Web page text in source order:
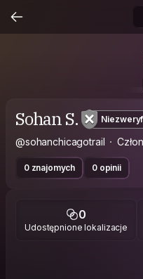
Sohan S.
@sohanchicagotrail
0 znajomych 0 opinii
0
Udostępnione lokalizacje